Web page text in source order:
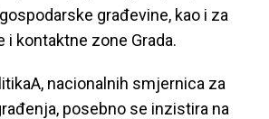
građevine, kao i za
kontaktne zone Grada.
nacionalnih smjernica za
posebno se inzistira na